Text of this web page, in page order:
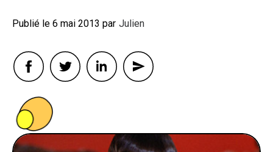
JEUX-VIDÉO
PEOPLE
6 mai 2013 By Julien